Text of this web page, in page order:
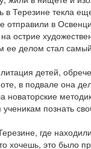
в Терезине текла
отправили в
острие
делом стал
детей,
в подвале она
новаторские
познать
где
хочешь, это было